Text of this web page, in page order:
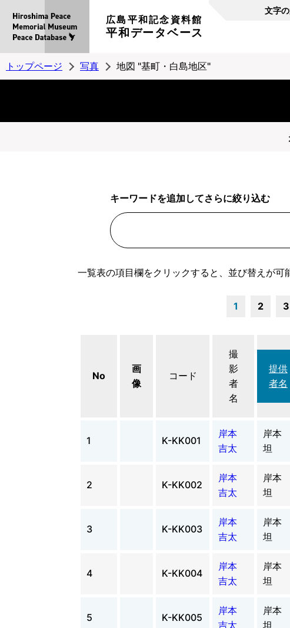
広島平和記念資料館
平和データベース
文字
トップページ 写真 地図 "基町・白島地区"
キーワードを追加してさらに絞り込む
一覧表の項目欄をクリックすると、並び替えが可
1 2 3
No
画
像
コード
撮
影
者
名
提供
者名
1 K-KK001
岸本
吉太
岸本
坦
2 K-KK002
岸本
吉太
岸本
坦
3 K-KK003
岸本
吉太
岸本
坦
4 K-KK004
岸本
吉太
岸本
坦
5 K-KK005
岸本
吉太
岸本
坦